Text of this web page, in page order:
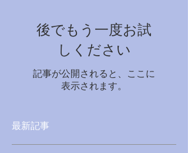
後でもう一度お試
しください
記事が公開されると、ここに
表示されます。
最新記事